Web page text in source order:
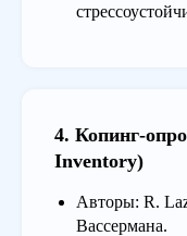
4. Копинг-
Inventory)
Авторы: R.
Вассермана.